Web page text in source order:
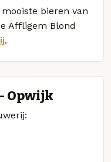
bieren van
Affligem Blond
.
Opwijk